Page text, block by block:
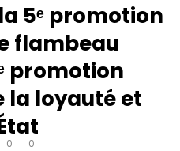
5ᵉ promotion
flambeau
promotion
la loyauté et
0 0